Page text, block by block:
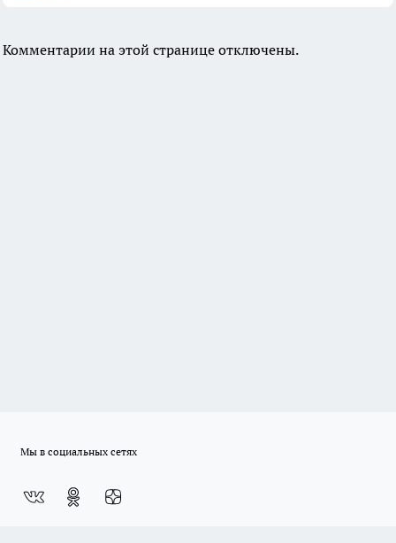
Комментарии на этой странице отключены.
Мы в социальных сетях